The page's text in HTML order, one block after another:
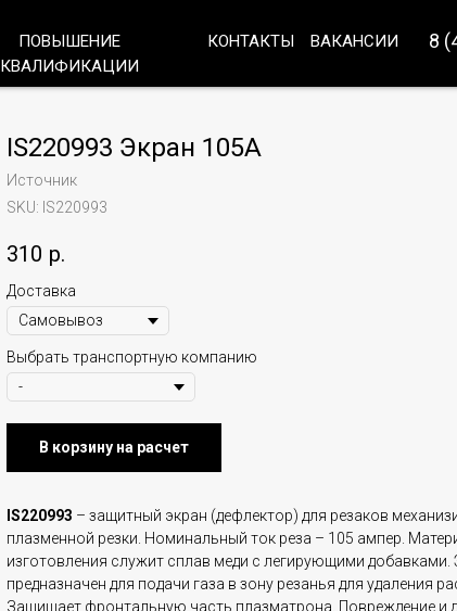
8
ПОВЫШЕНИЕ
КВАЛИФИКАЦИИ
КОНТАКТЫ ВАКАНСИИ
IS220993 Экран 105A
Источник
SKU: IS220993
310 р.
Доставка
Выбрать транспортную компанию
В корзину на расчет
IS220993 – защитный экран (дефлектор) для резаков
плазменной резки. Номинальный ток реза – 105 ампер.
изготовления служит сплав меди с легирующими добавками.
предназначен для подачи газа в зону резанья для удаления
Защищает фронтальную часть плазматрона. Повреждение и